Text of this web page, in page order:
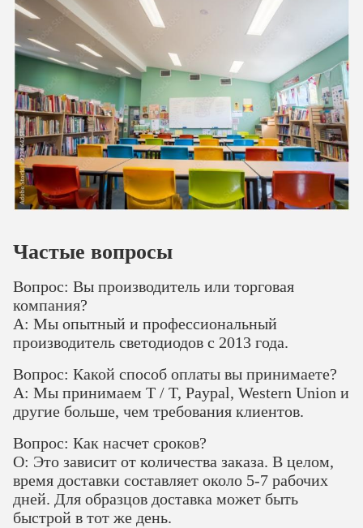
Частые вопросы
Вопрос: Вы производитель или торговая
компания?
A: Мы опытный и профессиональный
производитель светодиодов с 2013 года.
Вопрос: Какой способ оплаты вы принимаете?
A: Мы принимаем T / T, Paypal, Western Union и
другие больше, чем требования клиентов.
Вопрос: Как насчет сроков?
О: Это зависит от количества заказа. В целом,
время доставки составляет около 5-7 рабочих
дней. Для образцов доставка может быть
быстрой в тот же день.